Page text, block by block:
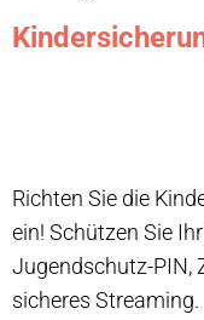
Richten Sie die
ein! Schützen Sie
Jugendschutz-PIN,
sicheres Streaming.